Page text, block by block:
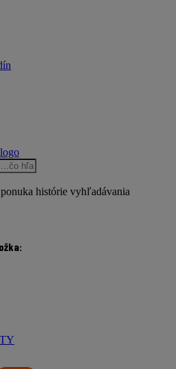
histórie vyhľadávania